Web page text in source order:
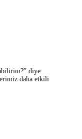
diye
daha etkili